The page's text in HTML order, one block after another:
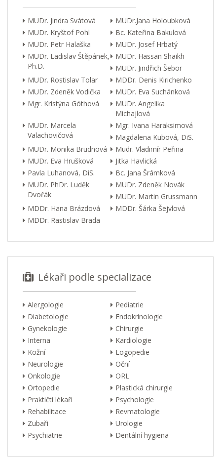
MUDr. Jindra Svátová
MUDr.Jana Holoubková
MUDr. Kryštof Pohl
Bc. Kateřina Bakulová
MUDr. Petr Halaška
MUDr. Josef Hrbatý
MUDr. Ladislav Štěpánek,
Ph.D.
MUDr. Hassan Shaikh
MUDr. Jindřich Šebor
MUDr. Rostislav Tolar
MDDr. Denis Kirichenko
MUDr. Zdeněk Vodička
MUDr. Eva Suchánková
Mgr. Kristýna Göthová
MUDr. Angelika
Michajlová
MUDr. Marcela
Valachovičová
Mgr. Ivana Haraksimová
Magdalena Kubová, DiS.
MUDr. Monika Brudnová
Mudr. Vladimír Peřina
MUDr. Eva Hrušková
Jitka Havlická
Pavla Luhanová, DiS.
Bc. Jana Šrámková
MUDr. PhDr. Luděk
Dvořák
MUDr. Zdeněk Novák
MUDr. Martin Grussmann
MDDr. Hana Brázdová
MDDr. Šárka Šejvlová
MDDr. Rastislav Brada
Lékaři podle specializace
Alergologie
Pediatrie
Diabetologie
Endokrinologie
Gynekologie
Chirurgie
Interna
Kardiologie
Kožní
Logopedie
Neurologie
Oční
Onkologie
ORL
Ortopedie
Plastická chirurgie
Praktičtí lékaři
Psychologie
Rehabilitace
Revmatologie
Zubaři
Urologie
Psychiatrie
Dentální hygiena